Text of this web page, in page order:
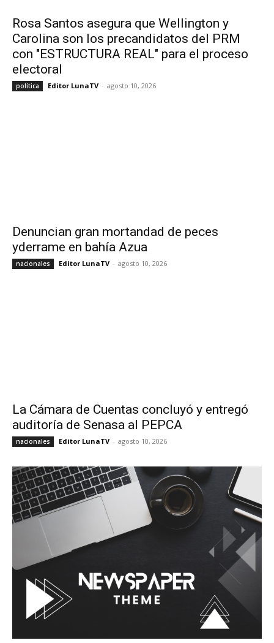
Rosa Santos asegura que Wellington y
Carolina son los precandidatos del PRM
con "ESTRUCTURA REAL" para el proceso
electoral
política Editor LunaTV - agosto 10, 2026
Denuncian gran mortandad de peces
yderrame en bahía Azua
nacionales Editor LunaTV - agosto 10, 2026
La Cámara de Cuentas concluyó y entregó
auditoría de Senasa al PEPCA
nacionales Editor LunaTV - agosto 10, 2026